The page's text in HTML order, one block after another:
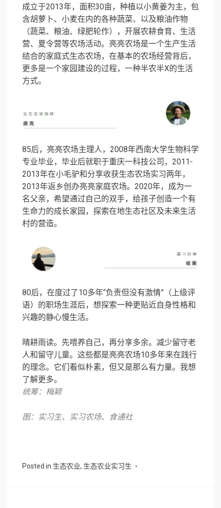
成立于2013年，面积30亩，种植以小黄姜为主，包
含胡萝卜、小麦在内的各种蔬菜、以及粮油作物
（蔬菜、粮油、绿肥轮作），开展农耕食育、生活
营、夏令营等农场活动。亮亮农场是一个生产生活
结合的家庭式生态农场，在基本的农场经营背后，
更多是一个家园建设的过程，一种半农半X的生活
方式。
85后，亮亮农场主理人，2008年西南大学生物科学
专业毕业，毕业后就职于重庆一科技公司，2011-
2013年在小毛驴和分享收获生态农场实习两年，
2013年返乡创办亮亮家庭农场。2020年，成为一
名父亲，希望通过自己的双手，给孩子创造一个有
生命力的成长家园，探索在地生态社区及未来生活
村的营造。
80后，在度过了10多年“负责但没有激情”（上级评
语）的职场生涯后，想探索一种更贴近自身性格和
兴趣的静心慢生活。
晴耕雨读。先喂养自己，再分享多余。减少留守老
人和留守儿童。这些都是亮亮农场10多年来在践行
的理念。它们看似朴素，但又是那么有力量。我想
了解更多。
统筹：梅颖
图：实习生、实习农场、食通社
Posted in 生态农业, 生态农业实习生